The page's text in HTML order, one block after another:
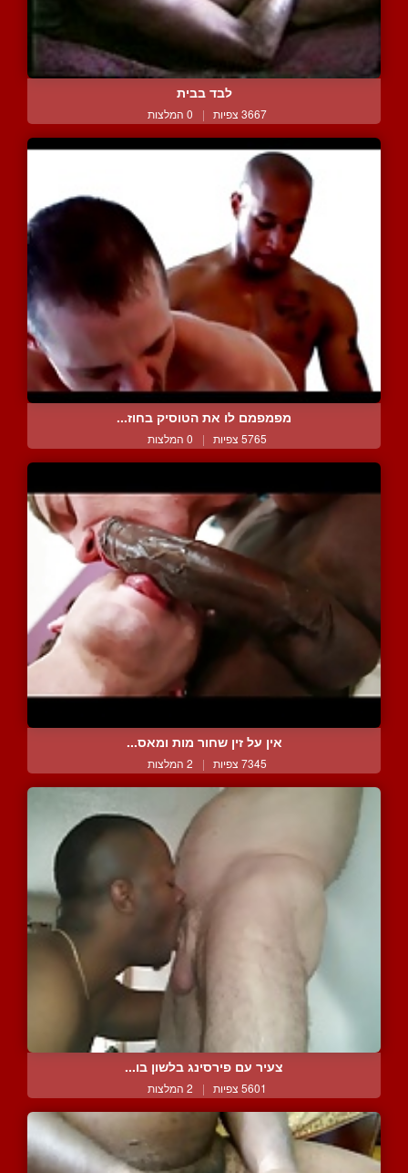
לבד בבית
3667 צפיות | 0 המלצות
מפמפמם לו את הטוסיק בחוז...
5765 צפיות | 0 המלצות
אין על זין שחור מות ומאס...
7345 צפיות | 2 המלצות
צעיר עם פירסינג בלשון בו...
5601 צפיות | 2 המלצות